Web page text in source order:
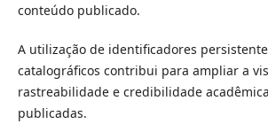
conteúdo publicado.
A utilização de identificadores
catalográficos contribui para ampliar a
rastreabilidade e credibilidade
publicadas.